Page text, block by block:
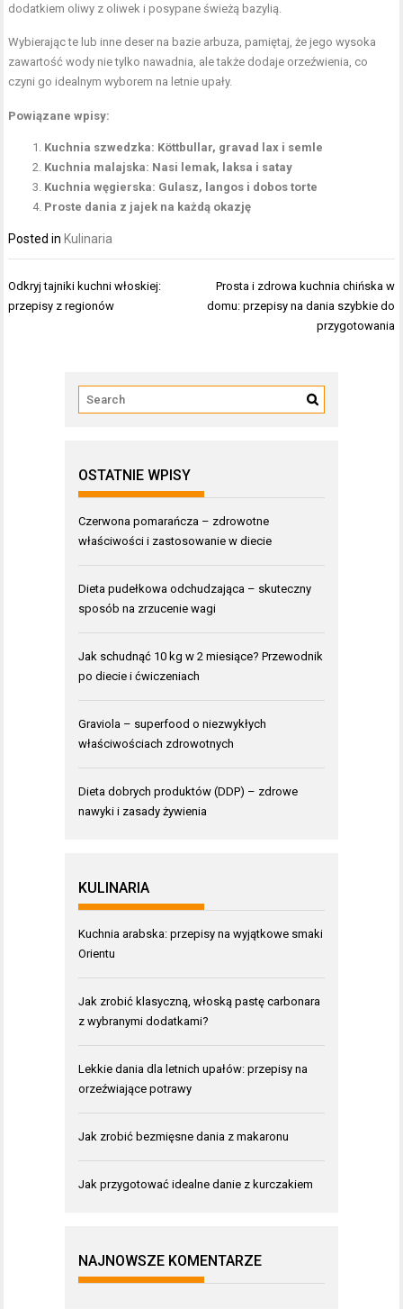
dodatkiem oliwy z oliwek i posypane świeżą bazylią.
Wybierając te lub inne deser na bazie arbuza, pamiętaj, że jego wysoka
zawartość wody nie tylko nawadnia, ale także dodaje orzeźwienia, co
czyni go idealnym wyborem na letnie upały.
Powiązane wpisy:
Kuchnia szwedzka: Köttbullar, gravad lax i semle
Kuchnia malajska: Nasi lemak, laksa i satay
Kuchnia węgierska: Gulasz, langos i dobos torte
Proste dania z jajek na każdą okazję
Posted in Kulinaria
Nawigacja
wpisu
Odkryj tajniki kuchni włoskiej:
przepisy z regionów
Prosta i zdrowa kuchnia chińska w
domu: przepisy na dania szybkie do
przygotowania
OSTATNIE WPISY
Czerwona pomarańcza – zdrowotne
właściwości i zastosowanie w diecie
Dieta pudełkowa odchudzająca – skuteczny
sposób na zrzucenie wagi
Jak schudnąć 10 kg w 2 miesiące? Przewodnik
po diecie i ćwiczeniach
Graviola – superfood o niezwykłych
właściwościach zdrowotnych
Dieta dobrych produktów (DDP) – zdrowe
nawyki i zasady żywienia
KULINARIA
Kuchnia arabska: przepisy na wyjątkowe smaki
Orientu
Jak zrobić klasyczną, włoską pastę carbonara
z wybranymi dodatkami?
Lekkie dania dla letnich upałów: przepisy na
orzeźwiające potrawy
Jak zrobić bezmięsne dania z makaronu
Jak przygotować idealne danie z kurczakiem
NAJNOWSZE KOMENTARZE